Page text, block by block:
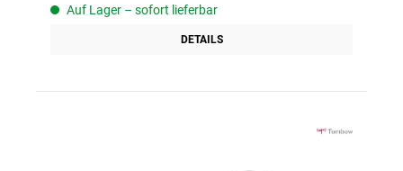
Auf Lager – sofort lieferbar
DETAILS